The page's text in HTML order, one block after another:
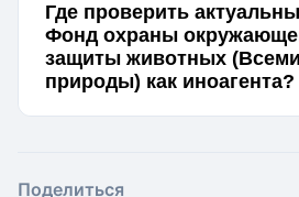
Где проверить
Фонд охраны
защиты животных
природы) как иноагента?
Поделиться